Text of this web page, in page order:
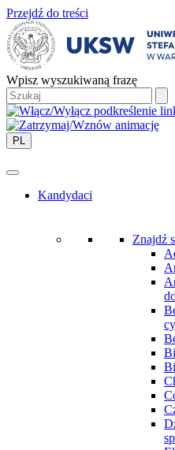
Przejdź do treści
Wpisz wyszukiwaną frazę
PL
Kandydaci
Znajdź